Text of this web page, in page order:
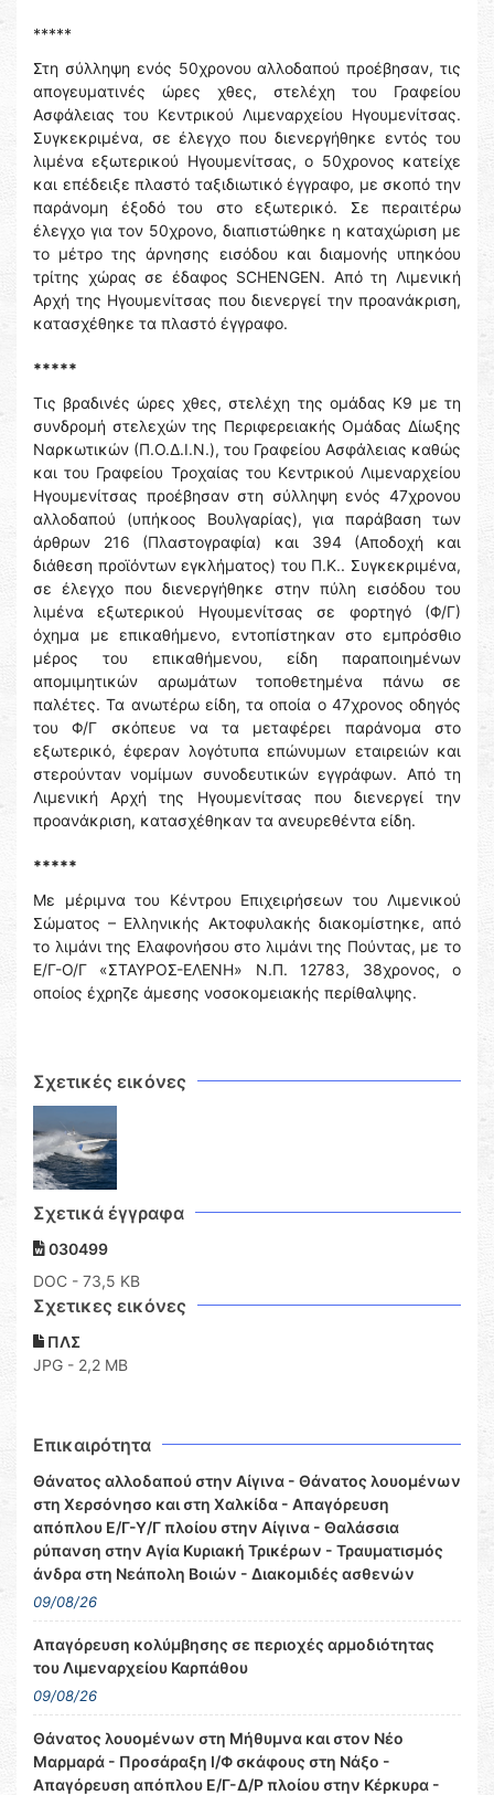
*****
Στη σύλληψη ενός 50χρονου αλλοδαπού προέβησαν, τις
απογευματινές ώρες χθες, στελέχη του Γραφείου
Ασφάλειας του Κεντρικού Λιμεναρχείου Ηγουμενίτσας.
Συγκεκριμένα, σε έλεγχο που διενεργήθηκε εντός του
λιμένα εξωτερικού Ηγουμενίτσας, ο 50χρονος κατείχε
και επέδειξε πλαστό ταξιδιωτικό έγγραφο, με σκοπό την
παράνομη έξοδό του στο εξωτερικό. Σε περαιτέρω
έλεγχο για τον 50χρονο, διαπιστώθηκε η καταχώριση με
το μέτρο της άρνησης εισόδου και διαμονής υπηκόου
τρίτης χώρας σε έδαφος SCHENGEN. Από τη Λιμενική
Αρχή της Ηγουμενίτσας που διενεργεί την προανάκριση,
κατασχέθηκε τα πλαστό έγγραφο.
*****
Τις βραδινές ώρες χθες, στελέχη της ομάδας Κ9 με τη
συνδρομή στελεχών της Περιφερειακής Ομάδας Δίωξης
Ναρκωτικών (Π.Ο.Δ.Ι.Ν.), του Γραφείου Ασφάλειας καθώς
και του Γραφείου Τροχαίας του Κεντρικού Λιμεναρχείου
Ηγουμενίτσας προέβησαν στη σύλληψη ενός 47χρονου
αλλοδαπού (υπήκοος Βουλγαρίας), για παράβαση των
άρθρων 216 (Πλαστογραφία) και 394 (Αποδοχή και
διάθεση προϊόντων εγκλήματος) του Π.Κ.. Συγκεκριμένα,
σε έλεγχο που διενεργήθηκε στην πύλη εισόδου του
λιμένα εξωτερικού Ηγουμενίτσας σε φορτηγό (Φ/Γ)
όχημα με επικαθήμενο, εντοπίστηκαν στο εμπρόσθιο
μέρος του επικαθήμενου, είδη παραποιημένων
απομιμητικών αρωμάτων τοποθετημένα πάνω σε
παλέτες. Τα ανωτέρω είδη, τα οποία ο 47χρονος οδηγός
του Φ/Γ σκόπευε να τα μεταφέρει παράνομα στο
εξωτερικό, έφεραν λογότυπα επώνυμων εταιρειών και
στερούνταν νομίμων συνοδευτικών εγγράφων. Από τη
Λιμενική Αρχή της Ηγουμενίτσας που διενεργεί την
προανάκριση, κατασχέθηκαν τα ανευρεθέντα είδη.
*****
Με μέριμνα του Κέντρου Επιχειρήσεων του Λιμενικού
Σώματος – Ελληνικής Ακτοφυλακής διακομίστηκε, από
το λιμάνι της Ελαφονήσου στο λιμάνι της Πούντας, με το
Ε/Γ-Ο/Γ «ΣΤΑΥΡΟΣ-ΕΛΕΝΗ» Ν.Π. 12783, 38χρονος, ο
οποίος έχρηζε άμεσης νοσοκομειακής περίθαλψης.
Σχετικές εικόνες
Σχετικά έγγραφα
030499
DOC - 73,5 KB
Σχετικες εικόνες
ΠΛΣ
JPG - 2,2 MB
Επικαιρότητα
Θάνατος αλλοδαπού στην Αίγινα - Θάνατος λουομένων
στη Χερσόνησο και στη Χαλκίδα - Απαγόρευση
απόπλου Ε/Γ-Υ/Γ πλοίου στην Αίγινα - Θαλάσσια
ρύπανση στην Αγία Κυριακή Τρικέρων - Τραυματισμός
άνδρα στη Νεάπολη Βοιών - Διακομιδές ασθενών
09/08/26
Απαγόρευση κολύμβησης σε περιοχές αρμοδιότητας
του Λιμεναρχείου Καρπάθου
09/08/26
Θάνατος λουομένων στη Μήθυμνα και στον Νέο
Μαρμαρά - Προσάραξη Ι/Φ σκάφους στη Νάξο -
Απαγόρευση απόπλου Ε/Γ-Δ/Ρ πλοίου στην Κέρκυρα -